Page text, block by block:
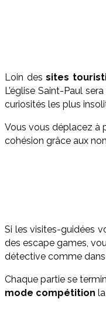
Loin dessites
L’église Saint-Paul
curiosités les plus
Vous vous déplacez à
cohésion grâce aux
Si les visites-guidées
des escape games,
détective comme
Chaque partie se
mode compétition